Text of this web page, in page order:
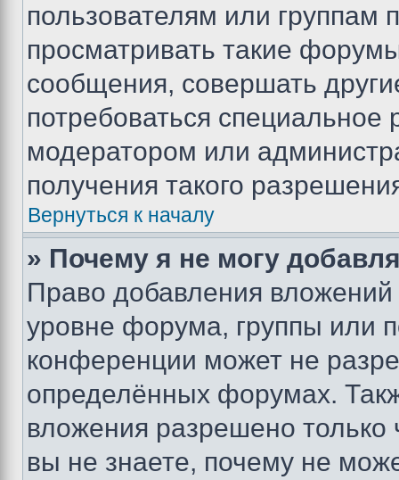
пользователям или группам
просматривать такие
сообщения, совершать
потребоваться
модератором или
получения такого
Вернуться к началу
» Почему я не могу
Право добавления
уровне форума, группы или
конференции может не
определённых форумах.
вложения разрешено
вы не знаете, почему не